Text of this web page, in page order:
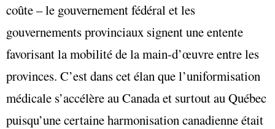
coûte – le gouvernement fédéral et les
gouvernements provinciaux signent une entente
favorisant la mobilité de la main-d’œuvre entre les
provinces. C’est dans cet élan que l’uniformisation
médicale s’accélère au Canada et surtout au Québec
puisqu’une certaine harmonisation canadienne était